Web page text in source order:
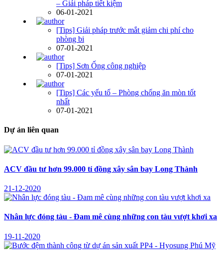
– Giải pháp tiết kiệm
06-01-2021
[Tips] Giải pháp trước mắt giảm chi phí cho
phòng bi
07-01-2021
[Tips] Sơn Ống công nghiệp
07-01-2021
[Tips] Các yếu tố – Phòng chống ăn mòn tốt
nhất
07-01-2021
Dự án liên quan
ACV đầu tư hơn 99.000 tỉ đồng xây sân bay Long Thành
21-12-2020
Nhân lực đóng tàu - Đam mê cùng những con tàu vượt khơi xa
19-11-2020